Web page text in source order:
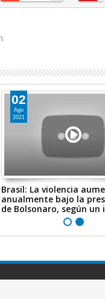
02
Ago
2021
Brasil: La violencia
anualmente bajo la
de Bolsonaro, según un